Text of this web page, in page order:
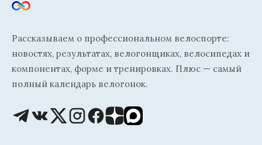
Рассказываем о профессиональном велоспорте:
новостях, результатах, велогонщиках, велосипедах и
компонентах, форме и тренировках. Плюс — самый
полный календарь велогонок.